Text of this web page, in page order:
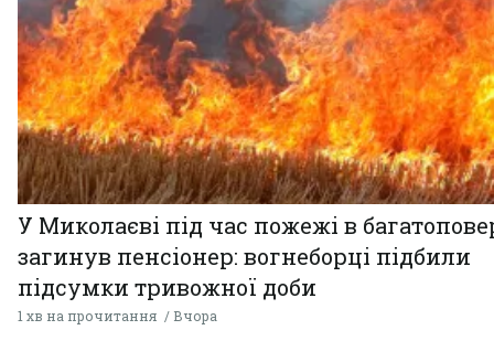
У Миколаєві під час пожежі в
загинув пенсіонер: вогнеборці підбили
підсумки тривожної доби
1 хв на прочитання Вчора